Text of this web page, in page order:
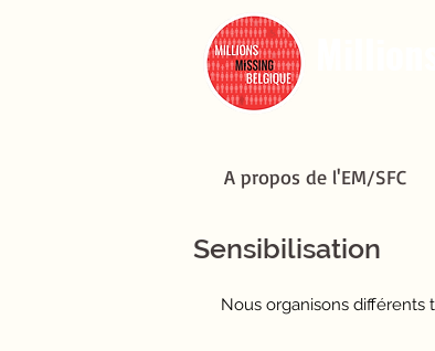
A propos de l'EM/SFC
Sensibilisation
Nous organisons différents
A propos de l'EM/SFC